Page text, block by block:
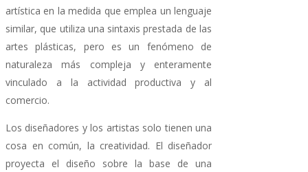
artística en la medida que emplea un lenguaje
similar, que utiliza una sintaxis prestada de las
artes plásticas, pero es un fenómeno de
naturaleza más compleja y enteramente
vinculado a la actividad productiva y al
comercio.
Los diseñadores y los artistas solo tienen una
cosa en común, la creatividad. El diseñador
proyecta el diseño sobre la base de una